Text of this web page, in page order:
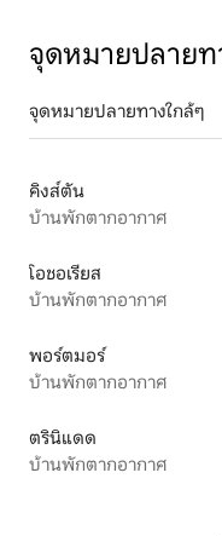
จุดหมายปลายท
จุดหมายปลายทางใกล้ๆ
คิงส์ตัน
บ้านพักตากอากาศ
โอชอเรียส
บ้านพักตากอากาศ
พอร์ตมอร์
บ้านพักตากอากาศ
ตรินิแดด
บ้านพักตากอากาศ